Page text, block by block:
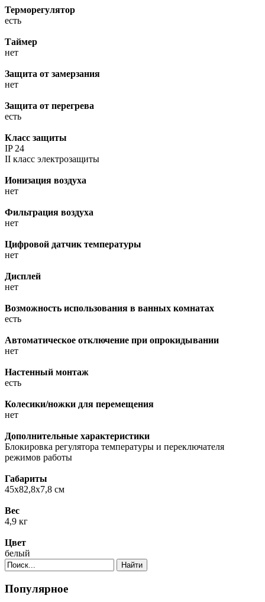
Терморегулятор
есть
Таймер
нет
Защита от замерзания
нет
Защита от перегрева
есть
Класс защиты
IP 24
II класс электрозащиты
Ионизация воздуха
нет
Фильтрация воздуха
нет
Цифровой датчик температуры
нет
Дисплей
нет
Возможность использования в ванных комнатах
есть
Автоматическое отключение при опрокидывании
нет
Настенный монтаж
есть
Колесики/ножки для перемещения
нет
Дополнительные характеристики
Блокировка регулятора температуры и переключателя
режимов работы
Габариты
45х82,8х7,8 см
Вес
4,9 кг
Цвет
белый
Найти
Популярное